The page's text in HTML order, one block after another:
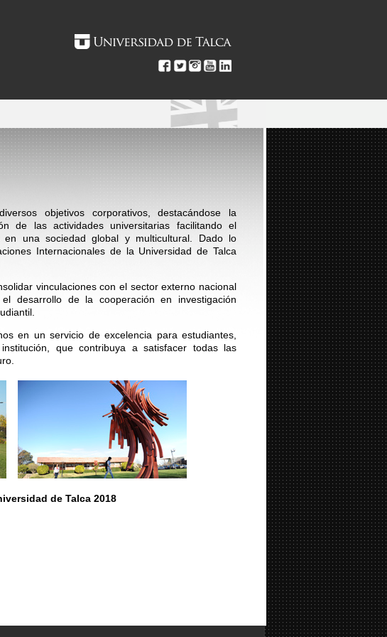
objetivos corporativos, destacándose la
de las actividades universitarias facilitando el
una sociedad global y multicultural. Dado lo
Internacionales de la Universidad de Talca
vinculaciones con el sector externo nacional
desarrollo de la cooperación en investigación
en un servicio de excelencia para estudiantes,
que contribuya a satisfacer todas las
de Talca 2018